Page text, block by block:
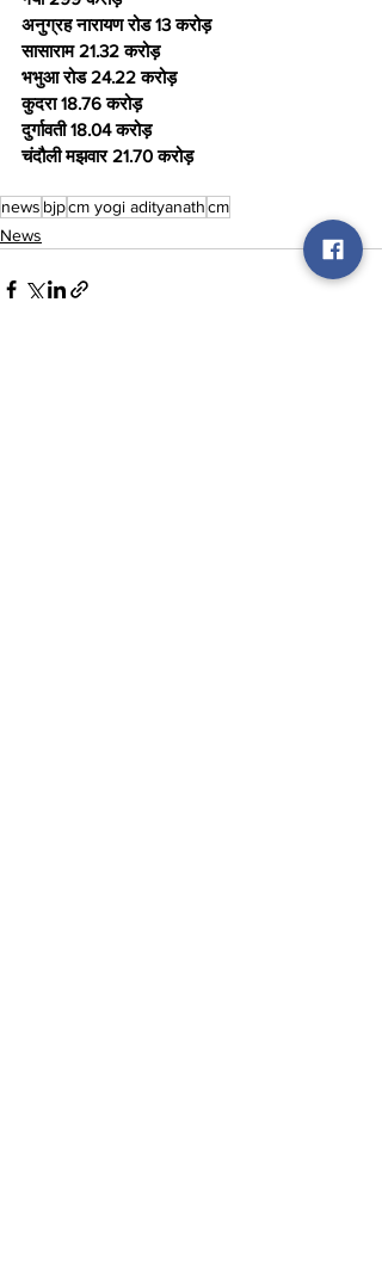
अनुग्रह नारायण रोड 13 करोड़
सासाराम 21.32 करोड़
भभुआ रोड 24.22 करोड़
कुदरा 18.76 करोड़
दुर्गावती 18.04 करोड़
चंदौली मझवार 21.70 करोड़
news bjpcm yogi adityanathcm
News